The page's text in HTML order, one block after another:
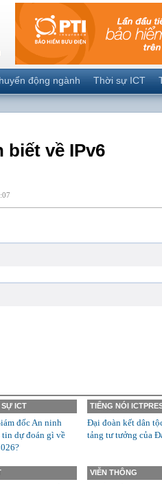
động ngành Thời sự ICT
biết về IPv6
ICT
đốc An ninh
tin dự đoán gì về
TIẾNG NÓI
Đại đoàn kết dân
tảng tư tưởng của
VIỄN THÔNG